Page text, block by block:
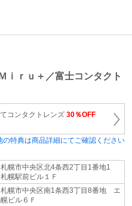
ｉｒｕ＋／富士コンタクト
コンタクトレンズ 30％OFF
の特典は商品詳細にてご確認ください
幌市中央区北4条西2丁目1番地1
幌駅前ビル１Ｆ
幌市中央区南1条西3丁目8番地 エ
ビル６Ｆ